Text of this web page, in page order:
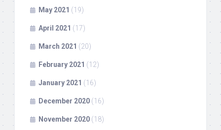
May 2021 (19)
April 2021 (17)
March 2021 (20)
February 2021 (12)
January 2021 (16)
December 2020 (16)
November 2020 (18)